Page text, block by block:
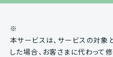
※
本サービスは、サービスの対象
した場合、お客さまに代わって